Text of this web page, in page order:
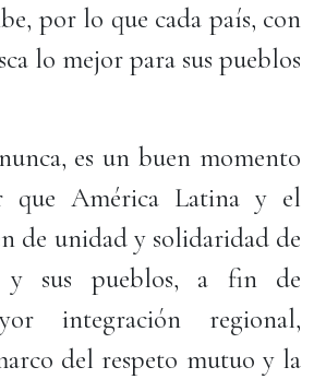
por lo que cada país, con
lo mejor para sus pueblos
es un buen momento
que América Latina y el
de unidad y solidaridad de
y sus pueblos, a fin de
integración regional,
del respeto mutuo y la